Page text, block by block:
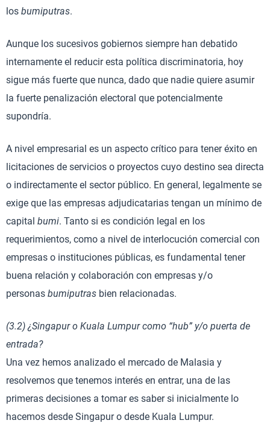
los bumiputras.
Aunque los sucesivos gobiernos siempre han debatido
internamente el reducir esta política discriminatoria, hoy
sigue más fuerte que nunca, dado que nadie quiere asumir
la fuerte penalización electoral que potencialmente
supondría.
A nivel empresarial es un aspecto crítico para tener éxito en
licitaciones de servicios o proyectos cuyo destino sea directa
o indirectamente el sector público. En general, legalmente se
exige que las empresas adjudicatarias tengan un mínimo de
capital bumi. Tanto si es condición legal en los
requerimientos, como a nivel de interlocución comercial con
empresas o instituciones públicas, es fundamental tener
buena relación y colaboración con empresas y/o
personas bumiputras bien relacionadas.
(3.2) ¿Singapur o Kuala Lumpur como “hub” y/o puerta de
entrada?
Una vez hemos analizado el mercado de Malasia y
resolvemos que tenemos interés en entrar, una de las
primeras decisiones a tomar es saber si inicialmente lo
hacemos desde Singapur o desde Kuala Lumpur.